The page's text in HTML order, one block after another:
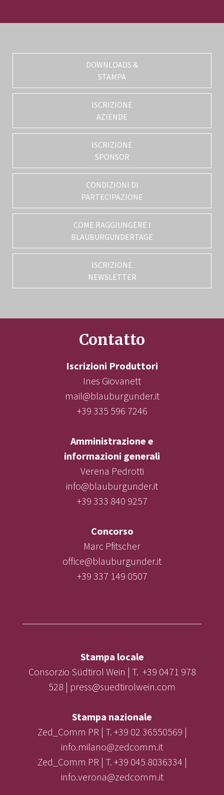
DOWNLOADS &
STAMPA
ISCRIZIONE
AZIENDE
ISCRIZIONE
SPONSOR
CONDIZIONI DI
PARTECIPAZIONE
COME RAGGIUNGERE I
BLAUBURGUNDERTAGE
ISCRIZIONE
NEWSLETTER
Contatto
Iscrizioni Produttori
Ines Giovanett
mail@blauburgunder.it
+39 335 596 7246
Amministrazione e
informazioni generali
Verena Pedrotti
info@blauburgunder.it
+39 333 840 9257
Concorso
Marc Pfitscher
office@blauburgunder.it
+39 337 149 0507
Stampa locale
Consorzio Südtirol Wein | T. +39 0471 978
528 | press@suedtirolwein.com
Stampa nazionale
Zed_Comm PR | T. +39 02 36550569 |
info.milano@zedcomm.it
Zed_Comm PR | T. +39 045 8036334 |
info.verona@zedcomm.it